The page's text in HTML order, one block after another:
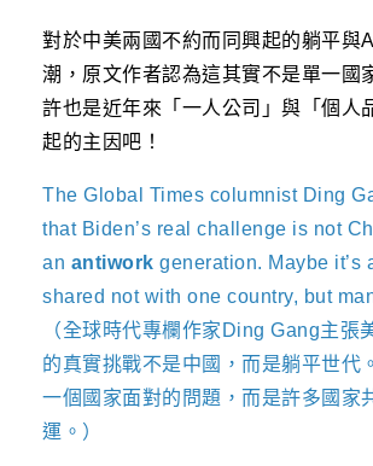
對於中美兩國不約而同興起的躺平與
潮，原文作者認為這其實不是單一國
許也是近年來「一人公司」與「個人
起的主因吧！
The Global Times columnist Ding
that Biden’s real challenge is not
an antiwork generation. Maybe it’s
shared not with one country, but
（全球時代專欄作家Ding Gang主張
的真實挑戰不是中國，而是躺平世代
一個國家面對的問題，而是許多國家
運。）